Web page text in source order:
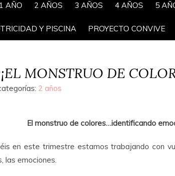
1 AÑO 2 AÑOS 3 AÑOS 4 AÑOS 5
Y PISCINA PROYECTO CONVIVE
MONSTRUO DE
2 años
El monstruo de colores…identificando
en este trimestre estamos trabajando con
las emociones.